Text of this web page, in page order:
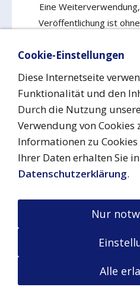
Eine
Veröffentlichung ist
Vertrag
Barrierefreiheit
AGB
Familienwappen ist
Cookie-Einstellungen
Diese Internetseite
Funktionalität und den
Durch die Nutzung
Verwendung von
Informationen zu
Ihrer Daten erhalten Sie
Datenschutzerklärung.
Nur
Alle